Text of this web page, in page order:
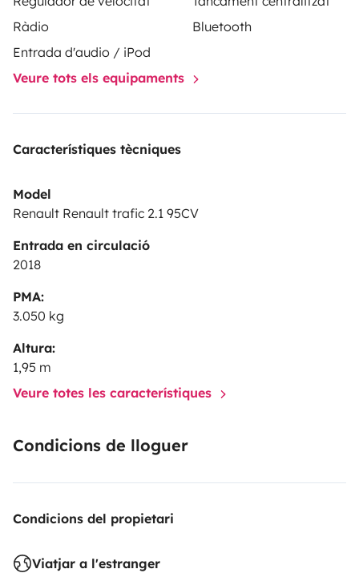
d’informations ou pour réserver vos dates !
Ràdio
Bluetooth
Entrada d'audio / iPod
Veure tots els equipaments
Característiques tècniques
Model
Renault Renault trafic 2.1 95CV
Entrada en circulació
2018
PMA:
3.050 kg
Altura:
1,95 m
Veure totes les característiques
Condicions de lloguer
Condicions del propietari
Viatjar a l'estranger